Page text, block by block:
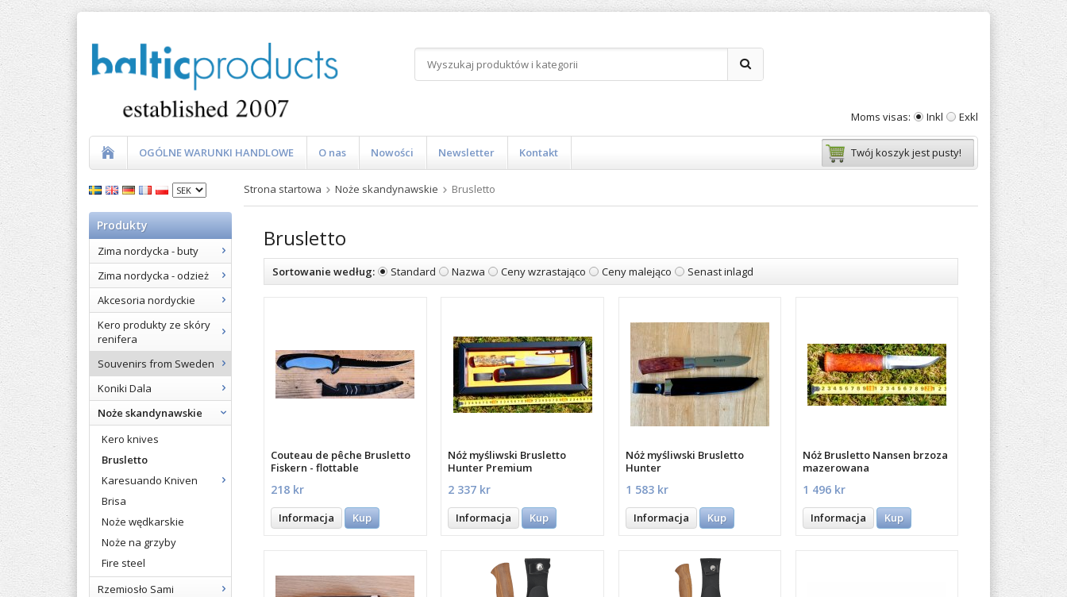
Moms visas: Inkl Exkl
OGÓLNE WARUNKI HANDLOWE O nas Nowości Newsletter Kontakt Twój koszyk jest pusty!
Produkty
Zima nordycka - buty
Zima nordycka - odzież
Akcesoria nordyckie
Kero produkty ze skóry
renifera
Souvenirs from Sweden
Koniki Dala
Noże skandynawskie
Kero knives
Brusletto
Karesuando Kniven
Brisa
Noże wędkarskie
Noże na grzyby
Fire steel
Rzemiosło Sami
Strona startowa Noże skandynawskie Brusletto
Brusletto
Sortowanie według: Standard Nazwa Ceny wzrastająco Ceny malejąco Senast inlagd
Couteau de pêche Brusletto
Fiskern - flottable
218 kr
Informacja Kup
Nóż myśliwski Brusletto
Hunter Premium
2 337 kr
Informacja Kup
Nóż myśliwski Brusletto
Hunter
1 583 kr
Informacja Kup
Nóż Brusletto Nansen brzoza
mazerowana
1 496 kr
Informacja Kup